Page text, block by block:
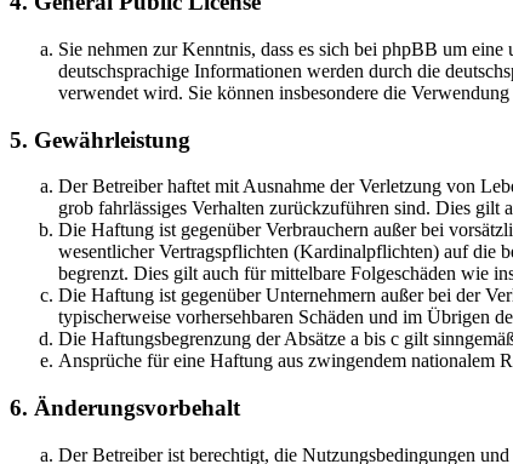
Sie nehmen zur Kenntnis, dass es sich bei phpBB um eine
deutschsprachige Informationen werden durch die
verwendet wird. Sie können insbesondere die
5. Gewährleistung
Der Betreiber haftet mit Ausnahme der Verletzung von
grob fahrlässiges Verhalten zurückzuführen sind. Dies gilt
Die Haftung ist gegenüber Verbrauchern außer bei
wesentlicher Vertragspflichten (Kardinalpflichten) auf die
begrenzt. Dies gilt auch für mittelbare Folgeschäden wie
Die Haftung ist gegenüber Unternehmern außer bei der
typischerweise vorhersehbaren Schäden und im Übrigen
Die Haftungsbegrenzung der Absätze a bis c gilt
Ansprüche für eine Haftung aus zwingendem nationalem
6. Änderungsvorbehalt
Der Betreiber ist berechtigt, die Nutzungsbedingungen